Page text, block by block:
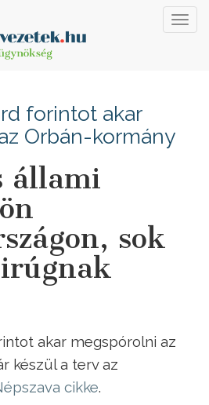
forintot akar
Orbán-kormány
állami
sok
akar megspórolni az
készül a terv az
cikke.